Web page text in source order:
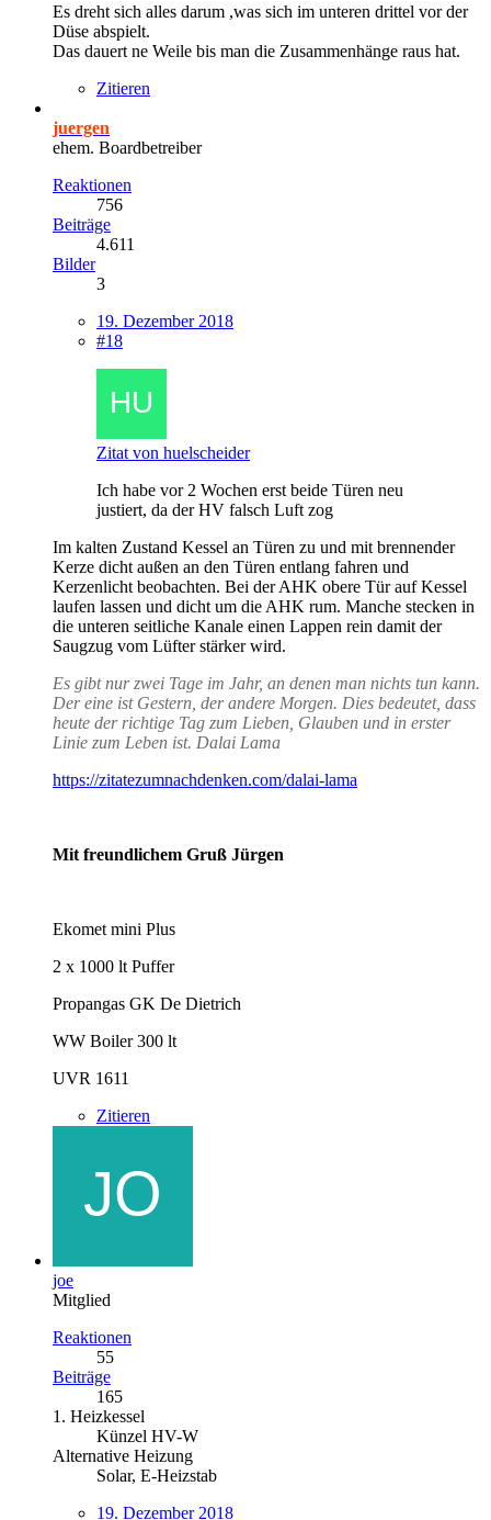
Es dreht sich alles darum ,was sich im unteren drittel vor der
Düse abspielt.
Das dauert ne Weile bis man die Zusammenhänge raus hat.
Zitieren
juergen
ehem. Boardbetreiber
Reaktionen
756
Beiträge
4.611
Bilder
3
19. Dezember 2018
#18
Zitat von huelscheider
Ich habe vor 2 Wochen erst beide Türen neu
justiert, da der HV falsch Luft zog
Im kalten Zustand Kessel an Türen zu und mit brennender
Kerze dicht außen an den Türen entlang fahren und
Kerzenlicht beobachten. Bei der AHK obere Tür auf Kessel
laufen lassen und dicht um die AHK rum. Manche stecken in
die unteren seitliche Kanale einen Lappen rein damit der
Saugzug vom Lüfter stärker wird.
Es gibt nur zwei Tage im Jahr, an denen man nichts tun kann.
Der eine ist Gestern, der andere Morgen. Dies bedeutet, dass
heute der richtige Tag zum Lieben, Glauben und in erster
Linie zum Leben ist. Dalai Lama
https://zitatezumnachdenken.com/dalai-lama
Mit freundlichem Gruß Jürgen
Ekomet mini Plus
2 x 1000 lt Puffer
Propangas GK De Dietrich
WW Boiler 300 lt
UVR 1611
Zitieren
joe
Mitglied
Reaktionen
55
Beiträge
165
1. Heizkessel
Künzel HV-W
Alternative Heizung
Solar, E-Heizstab
19. Dezember 2018